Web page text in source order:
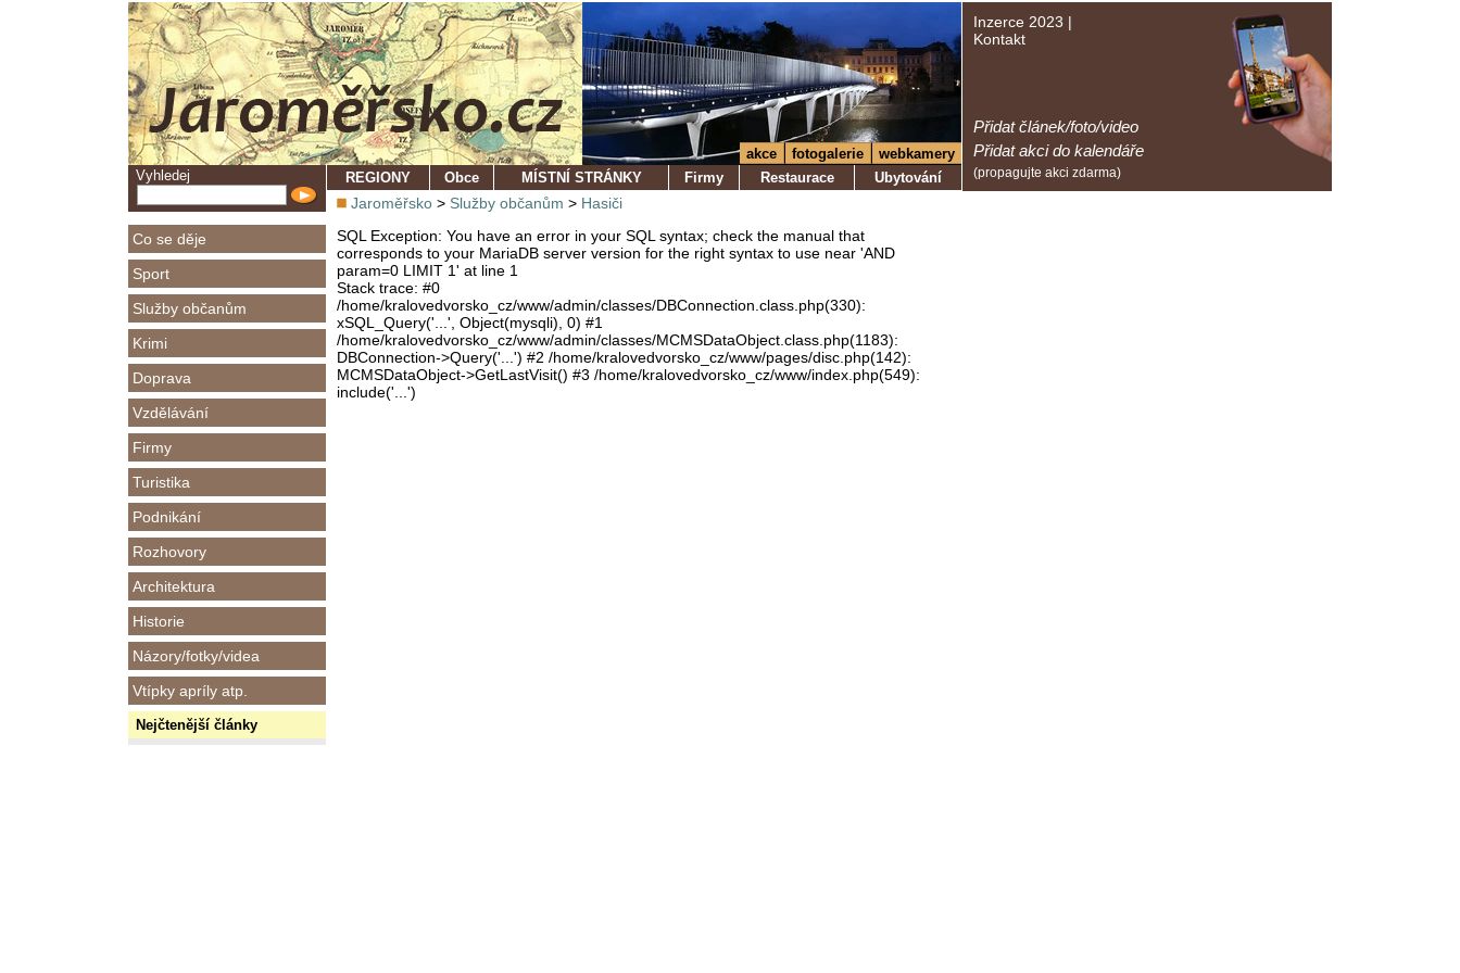
Vyhledej
Co se děje
Sport
Služby občanům
Krimi
Doprava
Vzdělávání
Firmy
Turistika
Podnikání
Rozhovory
Architektura
Historie
Názory/fotky/videa
Vtípky apríly atp.
Nejčtenější články
Inzerce 2023 |
Kontakt
Přidat článek/foto/video
Přidat akci do kalendáře
(propagujte akci zdarma)
akce fotogalerie
webkamery
REGIONY
Obce MÍSTNÍ STRÁNKY Firmy Restaurace Ubytování
Jaroměřsko > Služby občanům > Hasiči
SQL Exception: You have an error in your SQL syntax; check the manual that
corresponds to your MariaDB server version for the right syntax to use near 'AND
param=0 LIMIT 1' at line 1
Stack trace: #0
/home/kralovedvorsko_cz/www/admin/classes/DBConnection.class.php(330):
xSQL_Query('...', Object(mysqli), 0) #1
/home/kralovedvorsko_cz/www/admin/classes/MCMSDataObject.class.php(1183):
DBConnection->Query('...') #2 /home/kralovedvorsko_cz/www/pages/disc.php(142):
MCMSDataObject->GetLastVisit() #3 /home/kralovedvorsko_cz/www/index.php(549):
include('...')